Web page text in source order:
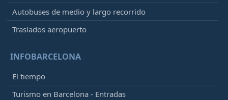
Autobuses de medio y largo recorrido
Traslados aeropuerto
INFOBARCELONA
El tiempo
Turismo en Barcelona - Entradas